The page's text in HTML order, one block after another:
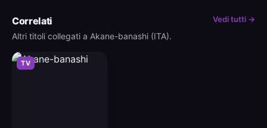
Correlati
Altri titoli collegati a Akane-banashi (ITA).
Vedi tutti →
TV